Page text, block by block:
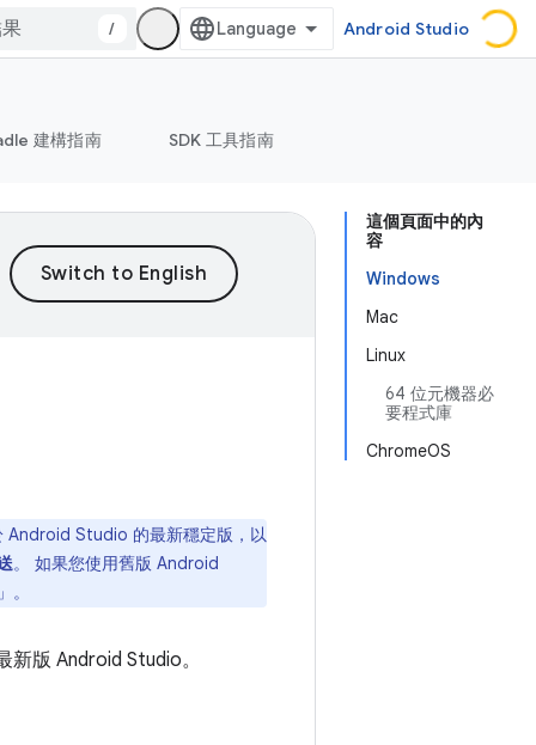
/ Android Studio
建構指南 SDK 工具指南
這個頁面中的內
容
Windows
Mac
Linux
64 位元機器必
要程式庫
ChromeOS
Android Studio 的最新穩定版，以
。 如果您使用舊版 Android
」。
版 Android Studio。